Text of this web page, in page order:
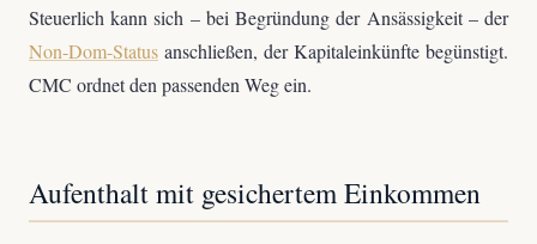
Steuerlich kann sich – bei Begründung der Ansässigkeit – der
Non-Dom-Status anschließen, der Kapitaleinkünfte begünstigt.
CMC ordnet den passenden Weg ein.
Aufenthalt mit gesichertem Einkommen